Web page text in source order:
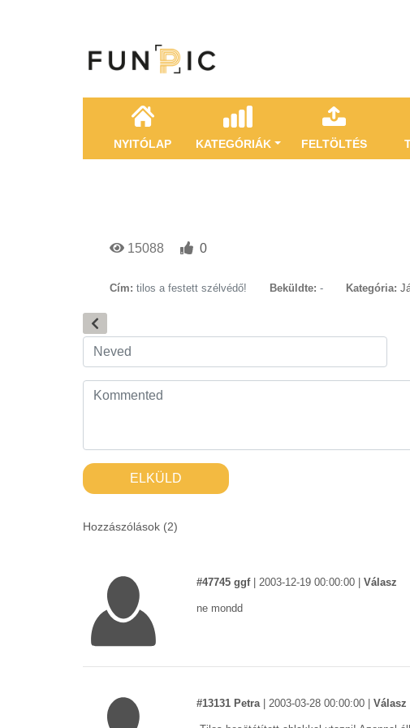
NYITÓLAP KATEGÓRIÁK FELTÖLTÉS
15088 0
Cím: tilos a festett szélvédő! Beküldte: - Kategória:
ELKÜLD
Hozzászólások (2)
#47745 ggf| 2003-12-19 00:00:00 Válasz
ne mondd
#13131 Petra| 2003-03-28 00:00:00 Válasz